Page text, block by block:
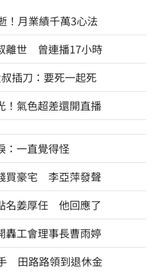
！月業績千萬3心法
離世 曾連播17小時
插刀：要死一起死
！氣色超差還開直播
：一直覺得怪
買豪宅 李亞萍發聲
名姜厚任 他回應了
工會理事長曹雨婷
田路路領到退休金